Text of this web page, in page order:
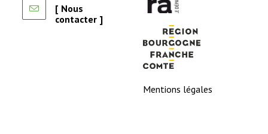
[ Nous
contacter ]
Mentions légales